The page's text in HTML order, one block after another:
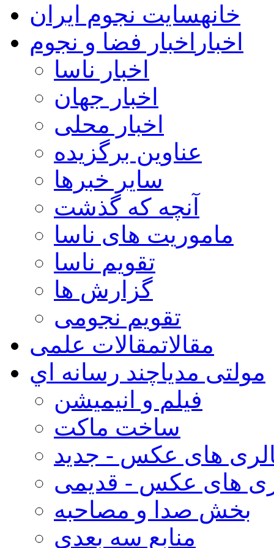
خانهسایت نجوم ایران
اخبار اخبار فضا و نجوم
اخبار ناسا
اخبار جهان
اخبار محلی
عناوین برگزیده
سایر خبرها
آنچه که گذشت
ماموریت های ناسا
تقویم ناسا
گزارش ها
تقویم نجومی
مقالاتمقالات علمی
مولتی مدیاچند رسانه اي
فیلم و انیمیشن
ساخت ماکت
های عکس - جدید
های عکس - قدیمی
بخش صدا و مصاحبه
منابع سه بعدی